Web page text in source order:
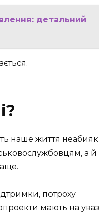
детальний
наше життя неабияк
а й
потроху
мають на